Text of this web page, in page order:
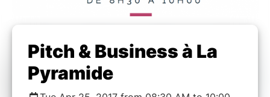
Pitch & Business à La
Pyramide